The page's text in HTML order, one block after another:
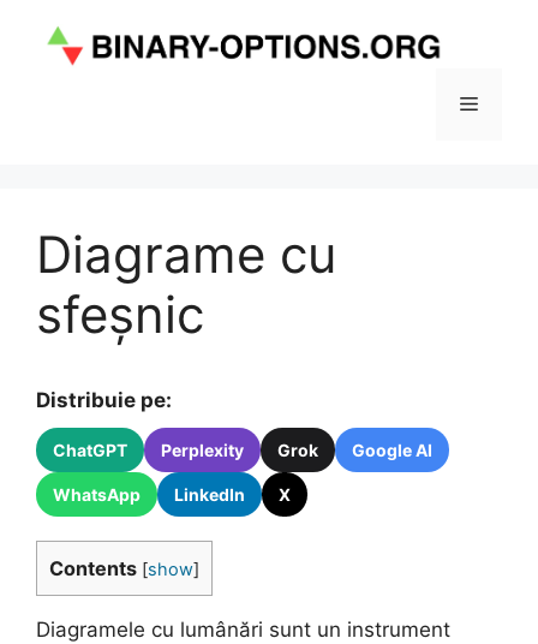
conținut
Meniu
Diagrame cu
sfeșnic
Distribuie pe:
ChatGPT Perplexity Grok Google AI
WhatsApp LinkedIn X
Contents [show]
Diagramele cu lumânări sunt un instrument